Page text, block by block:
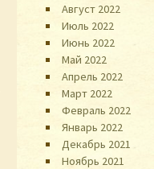
Август 2022
Июль 2022
Июнь 2022
Май 2022
Апрель 2022
Март 2022
Февраль 2022
Январь 2022
Декабрь 2021
Ноябрь 2021